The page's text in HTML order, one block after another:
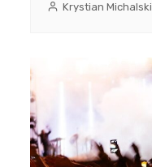
Krystian Michalski